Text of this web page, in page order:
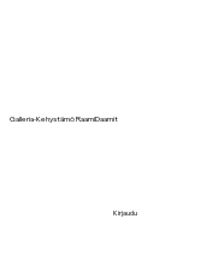
Galleria-Kehystämö RaamiDaamit
Kirjaudu